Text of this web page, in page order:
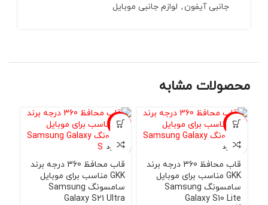
جانبی آیفون, لوازم جانبی موبایل
محصولات مشابه
-12%
ناموجود
قاب محافظ 360 درجه برند
GKK مناسب برای موبایل
سامسونگ Samsung
Galaxy S10 Lite
-12%
ناموجود
قاب محافظ 360 درجه برند
GKK مناسب برای موبایل
سامسونگ Samsung
Galaxy S21 Ultra